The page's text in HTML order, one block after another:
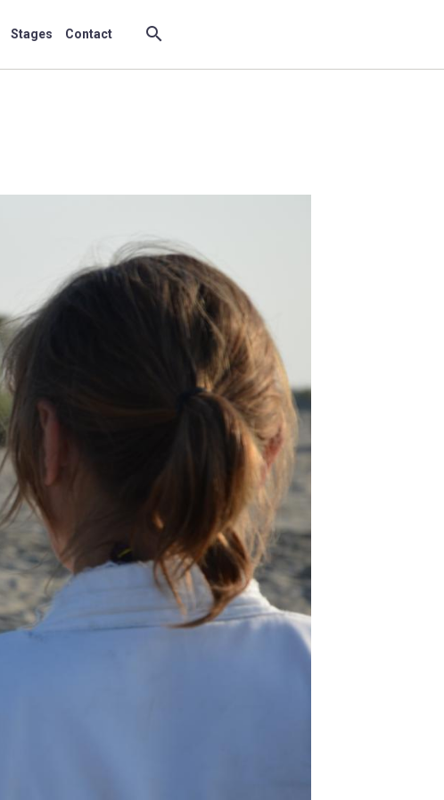
Stages Contact